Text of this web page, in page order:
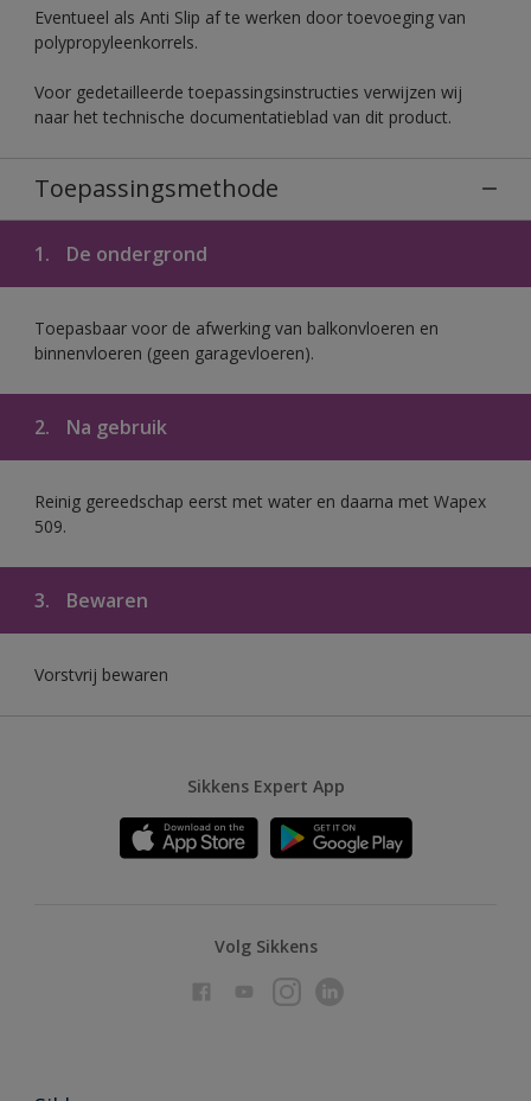
Eventueel als Anti Slip af te werken door toevoeging van
polypropyleenkorrels.
Voor gedetailleerde toepassingsinstructies verwijzen wij
naar het technische documentatieblad van dit product.
Toepassingsmethode
1. De ondergrond
Toepasbaar voor de afwerking van balkonvloeren en
binnenvloeren (geen garagevloeren).
2. Na gebruik
Reinig gereedschap eerst met water en daarna met Wapex
509.
3. Bewaren
Vorstvrij bewaren
Sikkens Expert App
Volg Sikkens